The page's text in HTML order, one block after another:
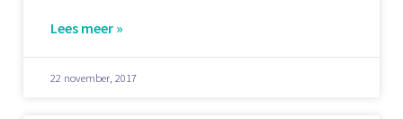
Lees meer »
22 november, 2017